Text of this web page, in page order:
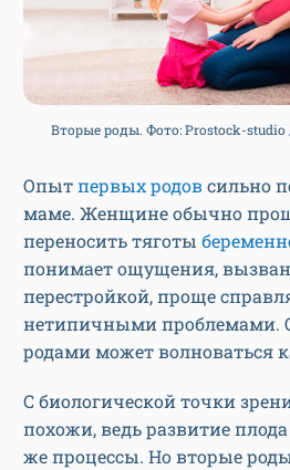
Вторые роды. Фото: Prostock-studio
Опытпервых родовсильно
маме. Женщине обычно
переносить тяготы
понимает ощущения,
перестройкой, проще
нетипичными проблемами.
родами может волноваться
С биологической точки
похожи, ведь развитие
же процессы. Но вторые